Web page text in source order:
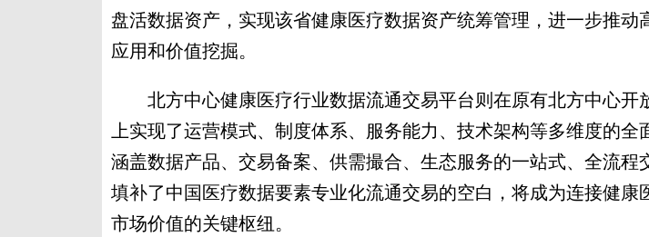
盘活数据资产，实现该省健康医疗数据资产统筹管理，进一步推动
应用和价值挖掘。
北方中心健康医疗行业数据流通交易平台则在原有北方中心开
上实现了运营模式、制度体系、服务能力、技术架构等多维度的全
涵盖数据产品、交易备案、供需撮合、生态服务的一站式、全流程
填补了中国医疗数据要素专业化流通交易的空白，将成为连接健康
市场价值的关键枢纽。